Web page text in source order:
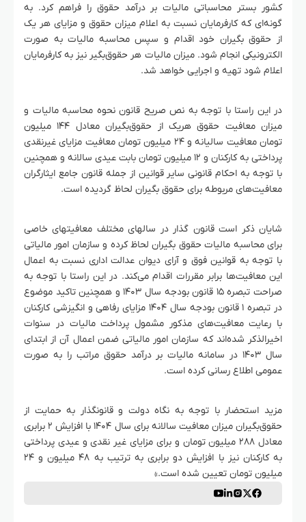
کشور بستر محاسباتی مالیات بر درآمد حقوق را فراهم کرد. به
گونه‌ای که کارفرمایان نسبت به اعلام میزان حقوق و مزایای هر یک
از حقوق بگیران خود اقدام و سپس محاسبه مالیات به صورت
الکترونیکی انجام شود. میزان مالیات هر حقوق‌بگیر نیز به کارفرمایان
اعلام شود تهیه و اجرایی خواهد شد.
در این راستا با توجه به نص صریح قانون نحوه محاسبه مالیات و
میزان معافیت حقوق هریک از حقوق‌بگیران معادل ۱۴۴ میلیون
تومان معافیت سالیانه و ۲۴ میلیون تومان معافیت مزایای غیرنقدی
پرداختی به کارکنان و ۱۲ میلیون تومان بابت عیدی سالانه و همچنین
با توجه به احکام قانونی سایر قوانین از جمله قانون جامع ایثارگران
معافیت‌های مربوطه برای حقوق بگیران لحاظ گردیده است.
شایان ذکر است قانون گذار در سالهای مختلف معافیتهای خاصی
برای محاسبه مالیات حقوق بگیران لحاظ کرده و سازمان امور مالیاتی
با توجه به قوانین فوق و آرای دیوان عدالت اداری نسبت به اعمال
این معافیت‌ها برابر مقررات اقدام می‌کند. در این راستا با توجه به
صراحت تبصره ۱۵ قانون بودجه سال ۱۴۰۳ و همچنین تاکید موضوع
در تبصره ۱ قانون بودجه سال ۱۴۰۴ مزایای رفاهی و انگیزشی کارکنان
با رعایت معافیت‌های مذکور مشمول پرداخت مالیات در سنوات
اخیرالذکر شده‌اند که سازمان امور مالیاتی ضمن اعمال آن از ابتدای
سال ۱۴۰۳ در سامانه مالیات بر درآمد حقوق مراتب را به صورت
عمومی اطلاع رسانی کرده است.
مزید استحضار با توجه به نگاه دولت و قانونگذار به حمایت از
حقوق‌بگیران میزان معافیت سالانه برای سال ۱۴۰۴ با افزایش ۲ برابری
معادل ۲۸۸ میلیون تومان و برای مزایای غیر نقدی و عیدی پرداختی
به کارکنان نیز با افزایش دو برابری به ترتیب به ۴۸ میلیون و ۲۴
میلیون تومان تعیین شده است.»